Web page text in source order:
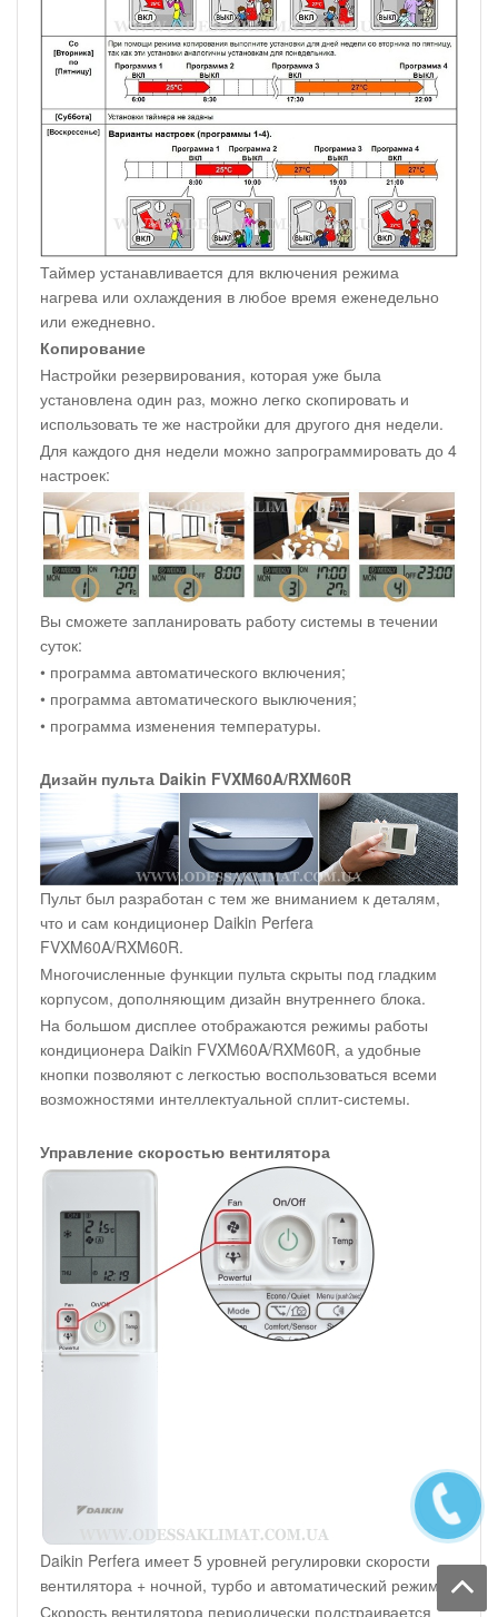
Таймер устанавливается для включения режима
нагрева или охлаждения в любое время еженедельно
или ежедневно.
Копирование
Настройки резервирования, которая уже была
установлена один раз, можно легко скопировать и
использовать те же настройки для другого дня недели.
Для каждого дня недели можно запрограммировать до 4
настроек:
Вы сможете запланировать работу системы в течении
суток:
• программа автоматического включения;
• программа автоматического выключения;
• программа изменения температуры.
Дизайн пульта Daikin FVXM60A/RXM60R
Пульт был разработан с тем же вниманием к деталям,
что и сам кондиционер Daikin Perfera
FVXM60A/RXM60R.
Многочисленные функции пульта скрыты под гладким
корпусом, дополняющим дизайн внутреннего блока.
На большом дисплее отображаются режимы работы
кондиционера Daikin FVXM60A/RXM60R, а удобные
кнопки позволяют с легкостью воспользоваться всеми
возможностями интеллектуальной сплит-системы.
Управление скоростью вентилятора
Daikin Perfera имеет 5 уровней регулировки скорости
вентилятора + ночной, турбо и автоматический режимы.
Скорость вентилятора периодически подстраивается